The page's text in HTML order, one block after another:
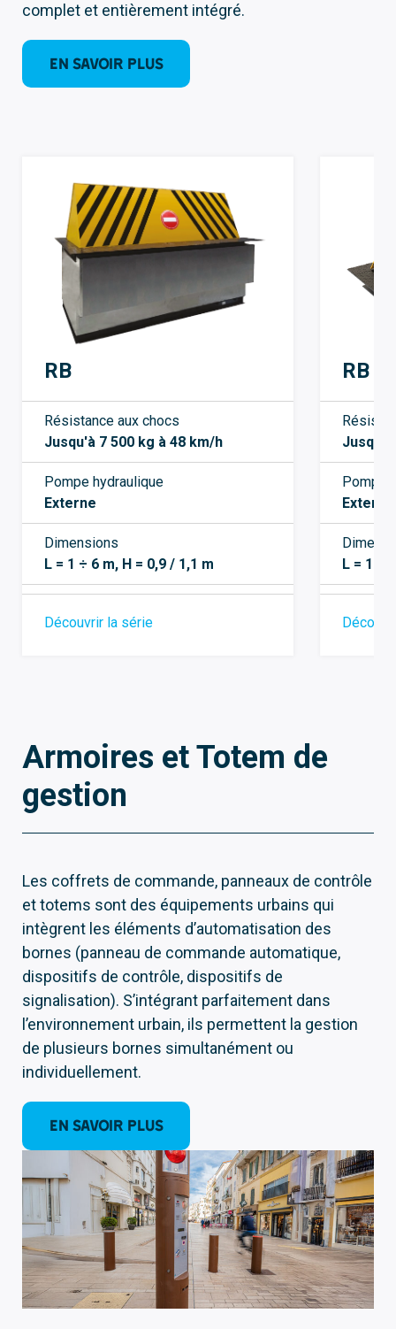
complet et entièrement intégré.
EN SAVOIR PLUS
RB
Résistance aux chocs
Jusqu'à 7 500 kg à 48 km/h
Pompe hydraulique
Externe
Dimensions
L = 1 ÷ 6 m, H = 0,9 / 1,1 m
Découvrir la série
RB
Pompe
Externe
L = 1 ÷
Armoires et Totem de
gestion
Les coffrets de commande, panneaux de contrôle
et totems sont des équipements urbains qui
intègrent les éléments d’automatisation des
bornes (panneau de commande automatique,
dispositifs de contrôle, dispositifs de
signalisation). S’intégrant parfaitement dans
l’environnement urbain, ils permettent la gestion
de plusieurs bornes simultanément ou
individuellement.
EN SAVOIR PLUS